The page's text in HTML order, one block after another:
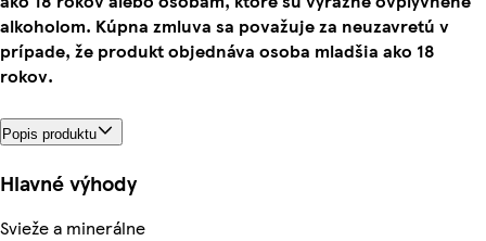
alkoholom. Kúpna zmluva sa považuje za neuzavretú v
prípade, že produkt objednáva osoba mladšia ako 18
rokov.
Popis produktu
Hlavné výhody
Svieže a minerálne